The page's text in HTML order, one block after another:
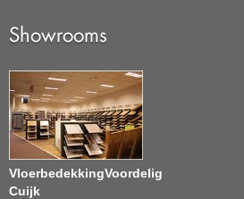
Showrooms
VloerbedekkingVoordelig
Cuijk